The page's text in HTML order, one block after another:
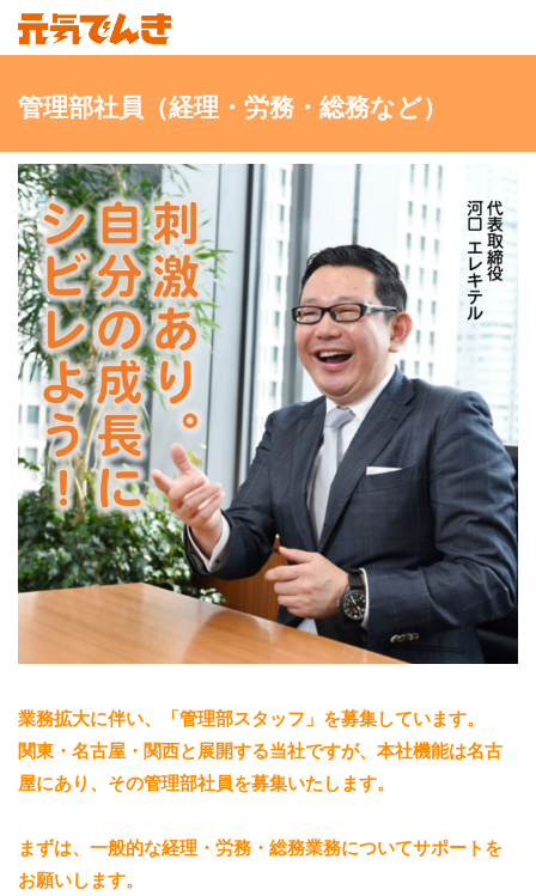
管理部社員（経理・労務・総務など）
業務拡大に伴い、「管理部スタッフ」を募集しています。
関東・名古屋・関西と展開する当社ですが、本社機能は名古
屋にあり、その管理部社員を募集いたします。
まずは、一般的な経理・労務・総務業務についてサポートを
お願いします。